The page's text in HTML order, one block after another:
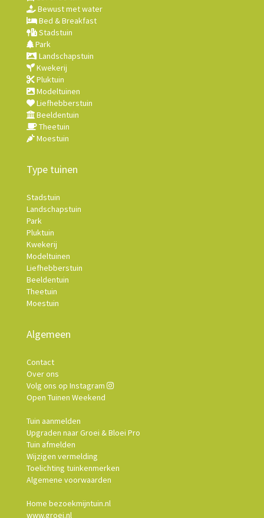
Bewust met water
Bed & Breakfast
Stadstuin
Park
Landschapstuin
Kwekerij
Pluktuin
Modeltuinen
Liefhebberstuin
Beeldentuin
Theetuin
Moestuin
Type tuinen
Stadstuin
Landschapstuin
Park
Pluktuin
Kwekerij
Modeltuinen
Liefhebberstuin
Beeldentuin
Theetuin
Moestuin
Algemeen
Contact
Over ons
Volg ons op Instagram
Open Tuinen Weekend
Tuin aanmelden
Upgraden naar Groei & Bloei Pro
Tuin afmelden
Wijzigen vermelding
Toelichting tuinkenmerken
Algemene voorwaarden
Home bezoekmijntuin.nl
www.groei.nl